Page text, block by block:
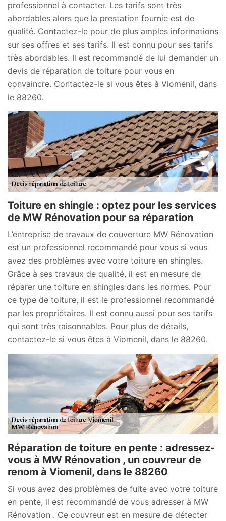
professionnel à contacter. Les tarifs sont très
abordables alors que la prestation fournie est de
qualité. Contactez-le pour de plus amples informations
sur ses offres et ses tarifs. Il est connu pour ses tarifs
très abordables. Il est recommandé de lui demander un
devis de réparation de toiture pour vous en
convaincre. Contactez-le si vous êtes à Viomenil, dans
le 88260.
Toiture en shingle : optez pour les services
de MW Rénovation pour sa réparation
L’entreprise de travaux de couverture MW Rénovation
est un professionnel recommandé pour vous si vous
avez des problèmes avec votre toiture en shingles.
Grâce à ses travaux de qualité, il est en mesure de
réparer une toiture en shingles dans les normes. Pour
ce type de toiture, il est le professionnel recommandé
par les propriétaires. Il est connu aussi pour ses tarifs
qui sont très raisonnables. Pour plus de détails,
contactez-le si vous êtes à Viomenil, dans le 88260.
Réparation de toiture en pente : adressez-
vous à MW Rénovation , un couvreur de
renom à Viomenil, dans le 88260
Si vous avez des problèmes de fuite avec votre toiture
en pente, il est recommandé de vous adresser à MW
Rénovation . Ce couvreur est en mesure de détecter